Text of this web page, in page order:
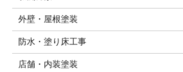
外壁・屋根塗装
防水・塗り床工事
店舗・内装塗装